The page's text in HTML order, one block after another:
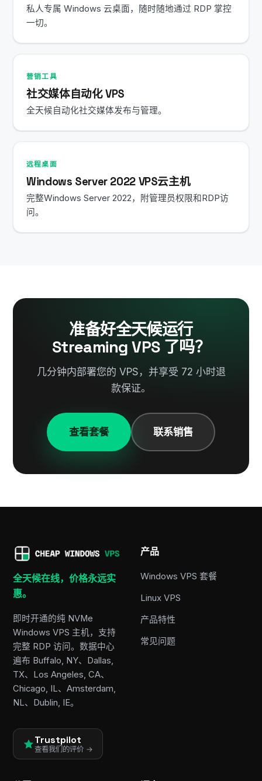
私人专属 Windows 云桌面，随时随地通过 RDP 掌控
一切。
营销工具
社交媒体自动化 VPS
全天候自动化社交媒体发布与管理。
远程桌面
Windows Server 2022 VPS云主机
完整Windows Server 2022，附管理员权限和RDP访
问。
准备好全天候运行
Streaming VPS 了吗？
几分钟内部署您的 VPS，并享受 72 小时退
款保证。
查看套餐 联系销售
全天候在线，价格永远实
惠。
即时开通的纯 NVMe
Windows VPS 主机，支持
完整 RDP 访问。数据中心
遍布 Buffalo, NY、Dallas,
TX、Los Angeles, CA、
Chicago, IL、Amsterdam,
NL、Dublin, IE。
Trustpilot
查看我们的评价 →
产品
Windows VPS 套餐
Linux VPS
产品特性
常见问题